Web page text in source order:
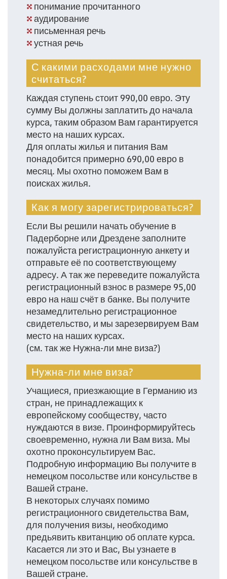
понимание прочитанного
аудирование­
письменная речь
устная речь­
С какими расходами мне нужно
считаться?
Каждая ступень стоит 990,00 евро. Эту
сумму Вы должны заплатить до начала
курса, таким образом Вам гарантируется
место на наших курсах.
Для оплаты жилья и питания Вам
понадобится примерно 690,00 евро в
месяц. Мы охотно поможем Вам в
поисках жилья.
Как я могу зарегистрироваться?
Если Вы решили начать обучение в
Падерборне или Дрездене заполните
пожалуйста регистрационную анкету и
отправьте её по соответствующему
адресу. А так же переведите пожалуйста
регистрационный взнос в размере 95,00
евро на наш счёт в банке. Вы получите
незамедлительно регистрационное
свидетельство, и мы зарезервируем Вам
место на наших курсах.
(см. так же Нужна-ли мне виза?)
Нужна-ли мне виза?
Учащиеся, приезжающие в Германию из
стран, не принадлежащих к
европейскому сообществу, часто
нуждаются в визе. Проинформируйтесь
своевременно, нужна ли Вам виза. Мы
охотно проконсультируем Вас.
Подробную информацию Вы получите в
немецком посольстве или консульстве в
Вашей стране.
В некоторых случаях помимо
регистрационного свидетельства Вам,
для получения визы, необходимо
предьявить квитанцию об оплате курса.
Касается ли это и Вас, Вы узнаете в
немецком посольстве или консульстве в
Вашей стране.